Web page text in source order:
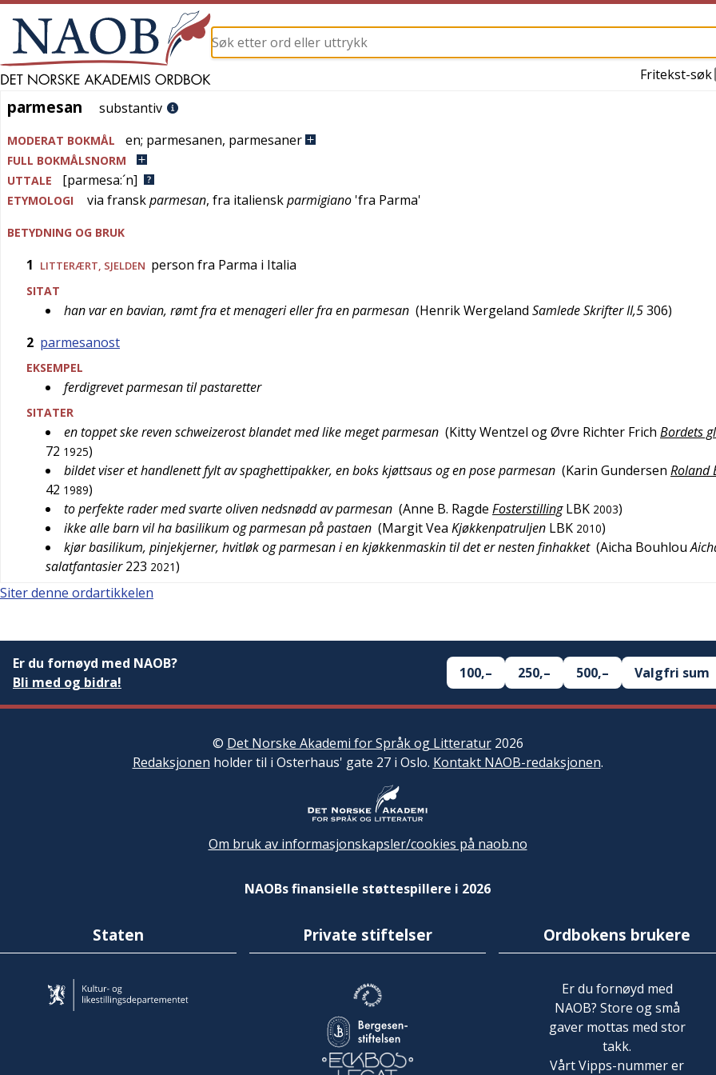
Fritekst-søk
parmesan
parmesan substantiv
MODERAT BOKMÅL en; parmesanen, parmesaner
FULL BOKMÅLSNORM
UTTALE
[parmesa:´n]
ETYMOLOGI via franskparmesan, fra italienskparmigiano 'fra Parma'
BETYDNING OG BRUK
1 LITTERÆRT SJELDEN person fra Parma i Italia
SITAT
han var en bavian, rømt fra et menageri eller fra en parmesan (Henrik Wergeland Samlede Skrifter II,5306)
2 parmesanost
EKSEMPEL
ferdigrevet parmesan til pastaretter
SITATER
en toppet ske reven schweizerost blandet med like meget parmesan (Kitty Wentzel og Øvre Richter Frich Bordets
72 1925)
bildet viser et handlenett fylt av spaghettipakker, en boks kjøttsaus og en pose parmesan (Karin Gundersen Roland
42 1989)
to perfekte rader med svarte oliven nedsnødd av parmesan (Anne B. Ragde Fosterstilling LBK 2003)
ikke alle barn vil ha basilikum og parmesan på pastaen (Margit Vea Kjøkkenpatruljen LBK 2010)
kjør basilikum, pinjekjerner, hvitløk og parmesan i en kjøkkenmaskin til det er nesten finhakket (Aicha Bouhlou
salatfantasier 223 2021)
Siter denne ordartikkelen
Er du fornøyd med NAOB?
Bli med og bidra!
100,– 250,– 500,– Valgfri sum
© Det Norske Akademi for Språk og Litteratur2026
Redaksjonen holder til i Osterhaus' gate 27 i Oslo. Kontakt NAOB-redaksjonen.
Om bruk av informasjonskapsler/cookies på naob.no
NAOBs finansielle støttespillere i 2026
Staten Private stiftelser Ordbokens brukere
Er du fornøyd med
NAOB? Store og små
gaver mottas med stor
takk.
Vårt Vipps-nummer er